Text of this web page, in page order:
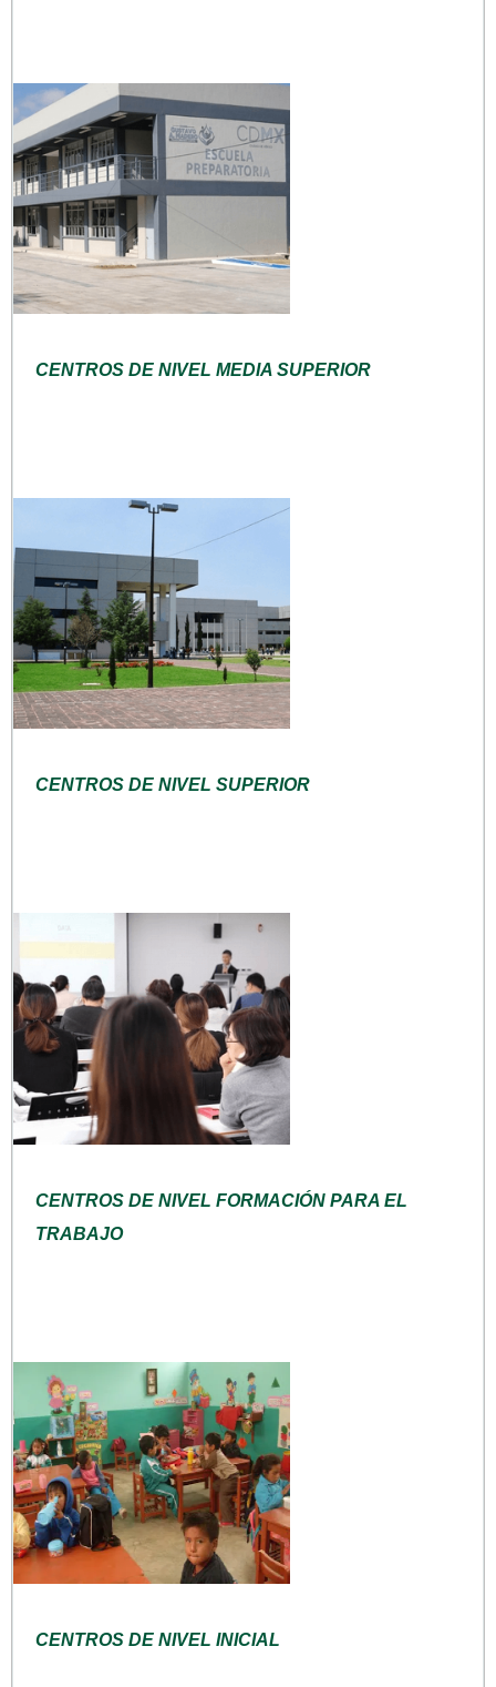
CENTROS DE NIVEL MEDIA SUPERIOR
CENTROS DE NIVEL SUPERIOR
CENTROS DE NIVEL FORMACIÓN PARA EL
TRABAJO
CENTROS DE NIVEL INICIAL